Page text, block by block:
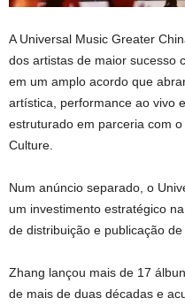
A Universal Music Greater
dos artistas de maior sucesso
em um amplo acordo que
artística, performance ao vivo
estruturado em parceria com
Culture.
Num anúncio separado, o
um investimento estratégico
de distribuição e publicação de
Zhang lançou mais de 17
de mais de duas décadas e